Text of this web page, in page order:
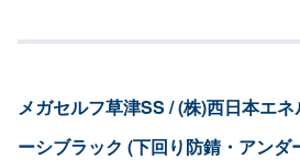
メガセルフ草津SS / (株)西日本エ
ーシブラック (下回り防錆・アンダ